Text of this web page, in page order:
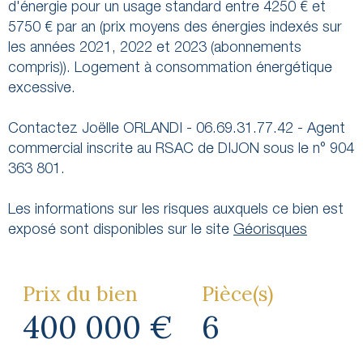
d'énergie pour un usage standard entre 4250 € et
5750 € par an (prix moyens des énergies indexés sur
les années 2021, 2022 et 2023 (abonnements
compris)). Logement à consommation énergétique
excessive.
Contactez Joëlle ORLANDI - 06.69.31.77.42 - Agent
commercial inscrite au RSAC de DIJON sous le n° 904
363 801.
Les informations sur les risques auxquels ce bien est
exposé sont disponibles sur le site Géorisques
Prix du bien
400 000 €
Pièce(s)
6